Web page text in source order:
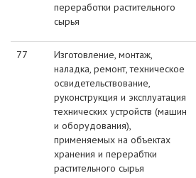
переработки растительного
сырья
77
Изготовление, монтаж,
наладка, ремонт, техническое
освидетельствование,
руконструкция и эксплуатация
технических устройств (машин
и оборудования),
применяемых на объектах
хранения и перерабтки
растительного сырья